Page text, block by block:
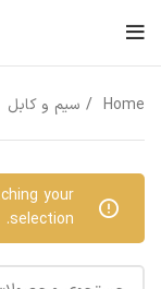
Home سیم و کابل
your
selection.